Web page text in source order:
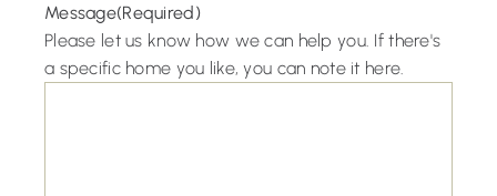
Message(Required)
Please let us know how we can help you. If there's
a specific home you like, you can note it here.